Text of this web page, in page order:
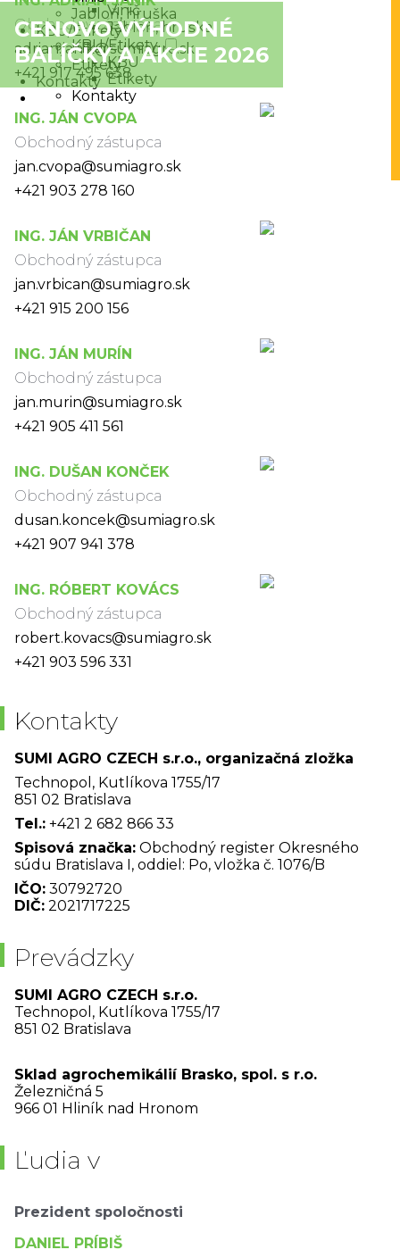
Jabloň, hruška
KBU/Etikety
KBU
Etikety
Kontakty
Vinič
Jabloň, hruška
KBU/Etikety
KBU
Etikety
Kontakty
CENOVO VÝHODNÉ
BALÍČKY A AKCIE 2026
Obchodný zástupca
adrian.janik@sumiagro.sk
+421 917 495 638
ING. JÁN CVOPA
Obchodný zástupca
jan.cvopa@sumiagro.sk
+421 903 278 160
ING. JÁN VRBIČAN
Obchodný zástupca
jan.vrbican@sumiagro.sk
+421 915 200 156
ING. JÁN MURÍN
Obchodný zástupca
jan.murin@sumiagro.sk
+421 905 411 561
ING. DUŠAN KONČEK
Obchodný zástupca
dusan.koncek@sumiagro.sk
+421 907 941 378
ING. RÓBERT KOVÁCS
Obchodný zástupca
robert.kovacs@sumiagro.sk
+421 903 596 331
Kontakty
SUMI AGRO CZECH s.r.o., organizačná zložka
Technopol, Kutlíkova 1755/17
851 02 Bratislava
Tel.: +421 2 682 866 33
Spisová značka: Obchodný register Okresného
súdu Bratislava I, oddiel: Po, vložka č. 1076/B
IČO: 30792720
DIČ: 2021717225
Prevádzky
SUMI AGRO CZECH s.r.o.
Technopol, Kutlíkova 1755/17
851 02 Bratislava
Sklad agrochemikálií Brasko, spol. s r.o.
Železničná 5
966 01 Hliník nad Hronom
Ľudia v
Prezident spoločnosti
DANIEL PRÍBIŠ